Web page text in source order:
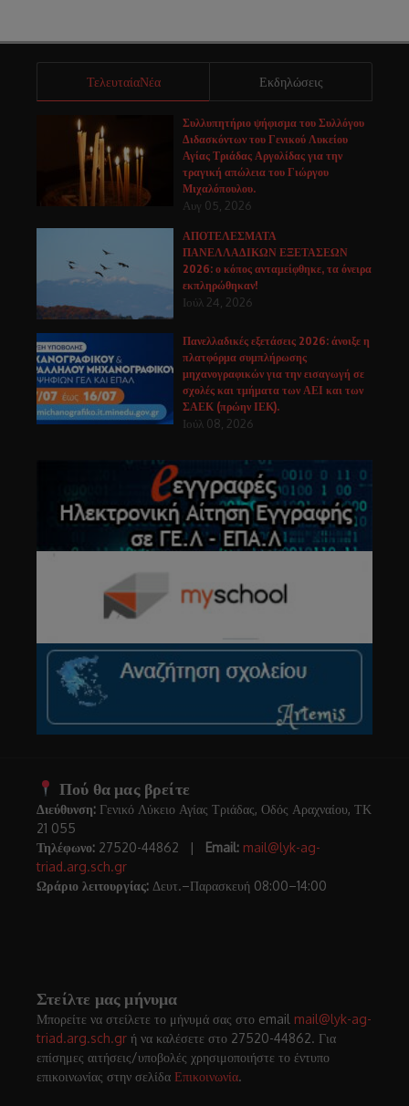
ΤελευταίαΝέα Εκδηλώσεις
Συλλυπητήριο ψήφισμα του Συλλόγου
Διδασκόντων του Γενικού Λυκείου
Αγίας Τριάδας Αργολίδας για την
τραγική απώλεια του Γιώργου
Μιχαλόπουλου.
Αυγ 05, 2026
ΑΠΟΤΕΛΕΣΜΑΤΑ
ΠΑΝΕΛΛΑΔΙΚΩΝ ΕΞΕΤΑΣΕΩΝ
2026: ο κόπος ανταμείφθηκε, τα όνειρα
εκπληρώθηκαν!
Ιούλ 24, 2026
Πανελλαδικές εξετάσεις 2026: άνοιξε η
πλατφόρμα συμπλήρωσης
μηχανογραφικών για την εισαγωγή σε
σχολές και τμήματα των ΑΕΙ και των
ΣΑΕΚ (πρώην ΙΕΚ).
Ιούλ 08, 2026
Πού θα μας βρείτε
Διεύθυνση: Γενικό Λύκειο Αγίας Τριάδας, Οδός Αραχναίου, ΤΚ
21 055
Τηλέφωνο: 27520-44862 | Email: mail@lyk-ag-
triad.arg.sch.gr
Ωράριο λειτουργίας: Δευτ.–Παρασκευή 08:00–14:00
Στείλτε μας μήνυμα
Μπορείτε να στείλετε το μήνυμά σας στο email mail@lyk-ag-
triad.arg.sch.gr ή να καλέσετε στο 27520-44862. Για
επίσημες αιτήσεις/υποβολές χρησιμοποιήστε το έντυπο
επικοινωνίας στην σελίδα Επικοινωνία.